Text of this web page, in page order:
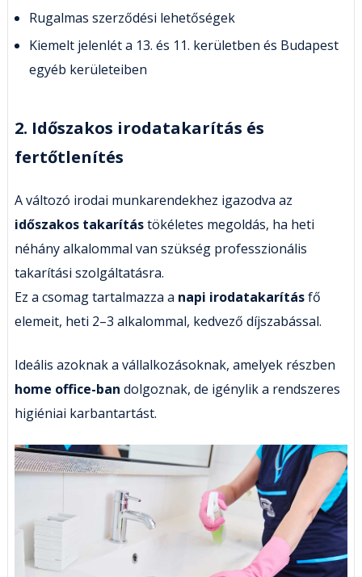
Rugalmas szerződési lehetőségek
Kiemelt jelenlét a 13. és 11. kerületben és Budapest
egyéb kerületeiben
2. Időszakos irodatakarítás és
fertőtlenítés
A változó irodai munkarendekhez igazodva az
időszakos takarítástökéletes megoldás, ha heti
néhány alkalommal van szükség professzionális
takarítási szolgáltatásra.
Ez a csomag tartalmazza a napi irodatakarításfő
elemeit, heti 2–3 alkalommal, kedvező díjszabással.
Ideális azoknak a vállalkozásoknak, amelyek részben
home office-ban dolgoznak, de igénylik a rendszeres
higiéniai karbantartást.